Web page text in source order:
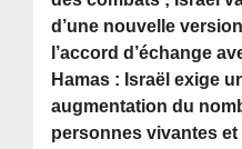
d’une nouvelle
l’accord d’échange
Hamas : Israël exige
augmentation du
personnes vivantes et